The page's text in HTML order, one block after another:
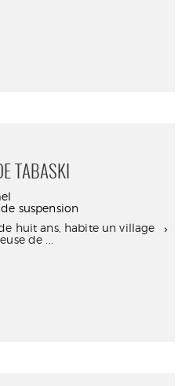
TABASKI
suspension
huit ans, habite un village
de ...